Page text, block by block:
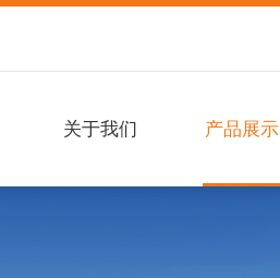
关于我们 产品展示